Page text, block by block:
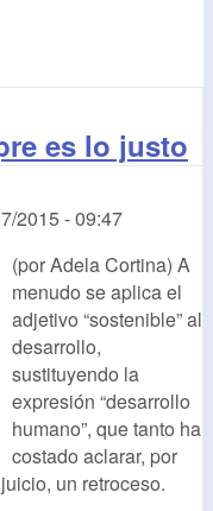
es lo justo
2015 - 09:47
(por Adela Cortina) A
menudo se aplica el
adjetivo “sostenible” al
desarrollo,
sustituyendo la
expresión “desarrollo
humano”, que tanto ha
costado aclarar, por
un retroceso.